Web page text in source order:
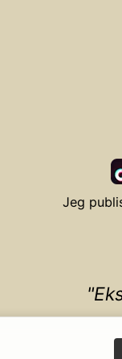
Jeg